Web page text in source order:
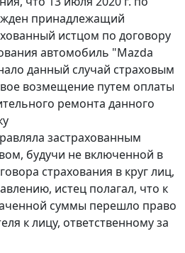
принадлежащий
истцом по договору
автомобиль "Mazda
данный случай страховым
возмещение путем оплаты
ремонта данного
застрахованным
будучи не включенной в
страхования в круг лиц,
истец полагал, что к
суммы перешло право
к лицу, ответственному за